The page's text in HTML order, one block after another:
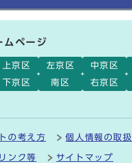
ムページ
上京区 左京区 中京区
下京区 南区 右京区
の考え方 個人情報の取
ンク等 サイトマップ